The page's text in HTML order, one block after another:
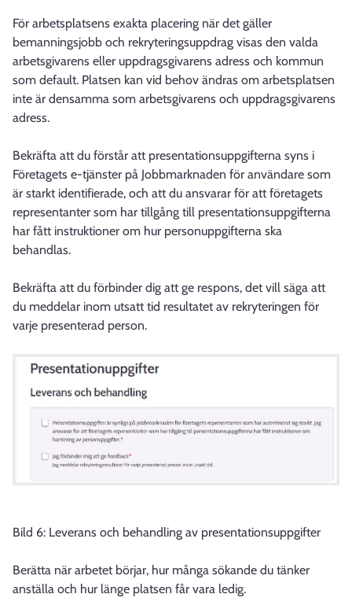
För arbetsplatsens exakta placering när det gäller
bemanningsjobb och rekryteringsuppdrag visas den valda
arbetsgivarens eller uppdragsgivarens adress och kommun
som default. Platsen kan vid behov ändras om arbetsplatsen
inte är densamma som arbetsgivarens och uppdragsgivarens
adress.
Bekräfta att du förstår att presentationsuppgifterna syns i
Företagets e-tjänster på Jobbmarknaden för användare som
är starkt identifierade, och att du ansvarar för att företagets
representanter som har tillgång till presentationsuppgifterna
har fått instruktioner om hur personuppgifterna ska
behandlas.
Bekräfta att du förbinder dig att ge respons, det vill säga att
du meddelar inom utsatt tid resultatet av rekryteringen för
varje presenterad person.
Bild 6: Leverans och behandling av presentationsuppgifter
Berätta när arbetet börjar, hur många sökande du tänker
anställa och hur länge platsen får vara ledig.